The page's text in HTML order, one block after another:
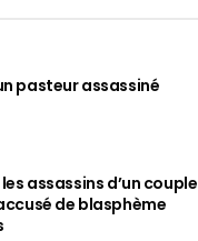
pasteur assassiné
assassins d’un couple
de blasphème